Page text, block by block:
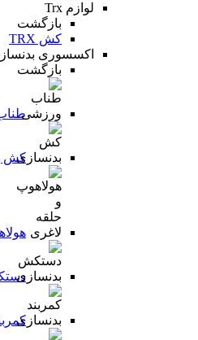
لوازم Trx
بازگشت
کش TRX
اکسسوری
بازگشت
کش